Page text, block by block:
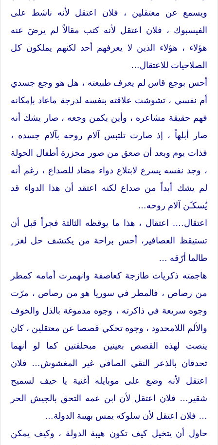
ويسمع عن معتقلين ، فلان اعتقل لأنه ناشط على
الفيسبوك ، فلان اعتقل لأنه كتب مقالاً لم يرضَ عنه
هؤلاء ، هؤلاء الذين لا يعرفهم أحد لكنهم يملكون كل
الصلاحيات للاعتقال…
أحس بوجع قاس لم يعرف طبيعته ، هل هو وجع جسدي
أم نفسي ، تشوشت علاقته بنفسه لدرجة ماعاد بإمكانه
فهم حقيقة مشاعره ، وأين يكمن وجعه ، صار يشك أنه
صار أبلهاً ، إذ صارت تلتبس آلام روحه بآلام جسده ،
فذات يوم وبعد أن صعق من صور مجزرة أطفال الحولة
، وجد نفسه يسرع لابتلاع دواء مضاد للصداع ، رغم أنه
لم يشك أبداً من صداع لكنه اعتقد أن هذا الدواء قد
يُسكـّن آلام روحه…
اعتقال…. اعتقال ، هذا ما يوقظه الثالثة فجراً قبل أن
تستيقظ العصافير، أحس براحة من يكتشف حل لغز ٍ
طالما أرّقه …
هاجمته ذكريات طازجة كعاصفة وانهمرت أمامه كمطر
من رصاص ، فالمطر في سوريا هو من رصاص ، مرّت
وجوه سريعة في ذاكرته ، وجوه مدموغة بالذل والخوف
والألم اللامحدود ، وجوه تحكي قصصا عن معتقلين ، كان
ينصت لهذه القصص بعينين مبحلقتين كما لو أنهما
تحدقان بالذعر النقي الصافي غير المغشوش… فلان
اعتقل لأنه وضع على موبايله أغنية يا حيف لسميح
شقير… فلان اعتقل لأن ابن عمه التحق بالجيش الحر
… فلان اعتقل لأن سلوكه يمس بهيبة الدولة…
حاول أن يتخيل كيف تكون هيبة الدولة ، وكيف يمكن